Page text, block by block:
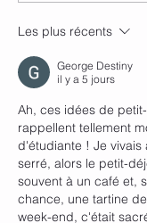
Les plus récents
George Destiny
il y a 5 jours
Ah, ces idées de
rappellent tellement
d'étudiante ! Je
serré, alors le petit-
souvent à un café et,
chance, une tartine
week-end, c'était